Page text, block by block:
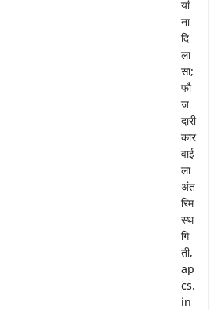
यां
ना
दि
ला
सा;
फौ
ज
दारी
कार
वाई
ला
अंत
रिम
स्थ
गि
ती,
ap
cs.
in